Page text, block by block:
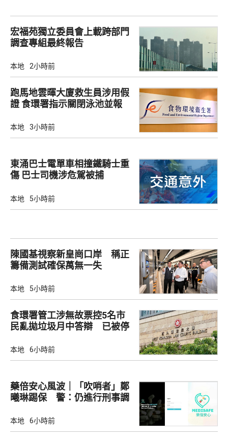
宏福苑獨立委員會上載跨部門
調查專組最終報告
本地 2小時前
跑馬地雲暉大廈救生員涉用假
證 食環署指示關閉泳池並報
本地 3小時前
東涌巴士電單車相撞鐵騎士重
傷 巴士司機涉危駕被捕
本地 5小時前
陳國基視察新皇崗口岸 稱正
籌備測試確保萬無一失
本地 5小時前
食環署管工涉無故票控5名市
民亂拋垃圾月中答辯 已被停
本地 6小時前
藥倍安心風波｜「吹哨者」鄭
曦琳踢保 警：仍進行刑事調
本地 6小時前